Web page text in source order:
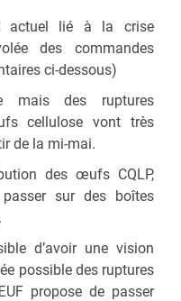
actuel lié à la crise
des commandes
ci-dessous)
mais des ruptures
cellulose vont très
de la mi-mai.
des œufs CQLP,
sur des boîtes
d’avoir une vision
possible des ruptures
propose de passer